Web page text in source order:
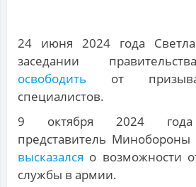
24 июня 2024 года
заседании
освободить от призыва
специалистов.
9 октября 2024 года
представитель Минобороны
высказался о возможности
службы в армии.